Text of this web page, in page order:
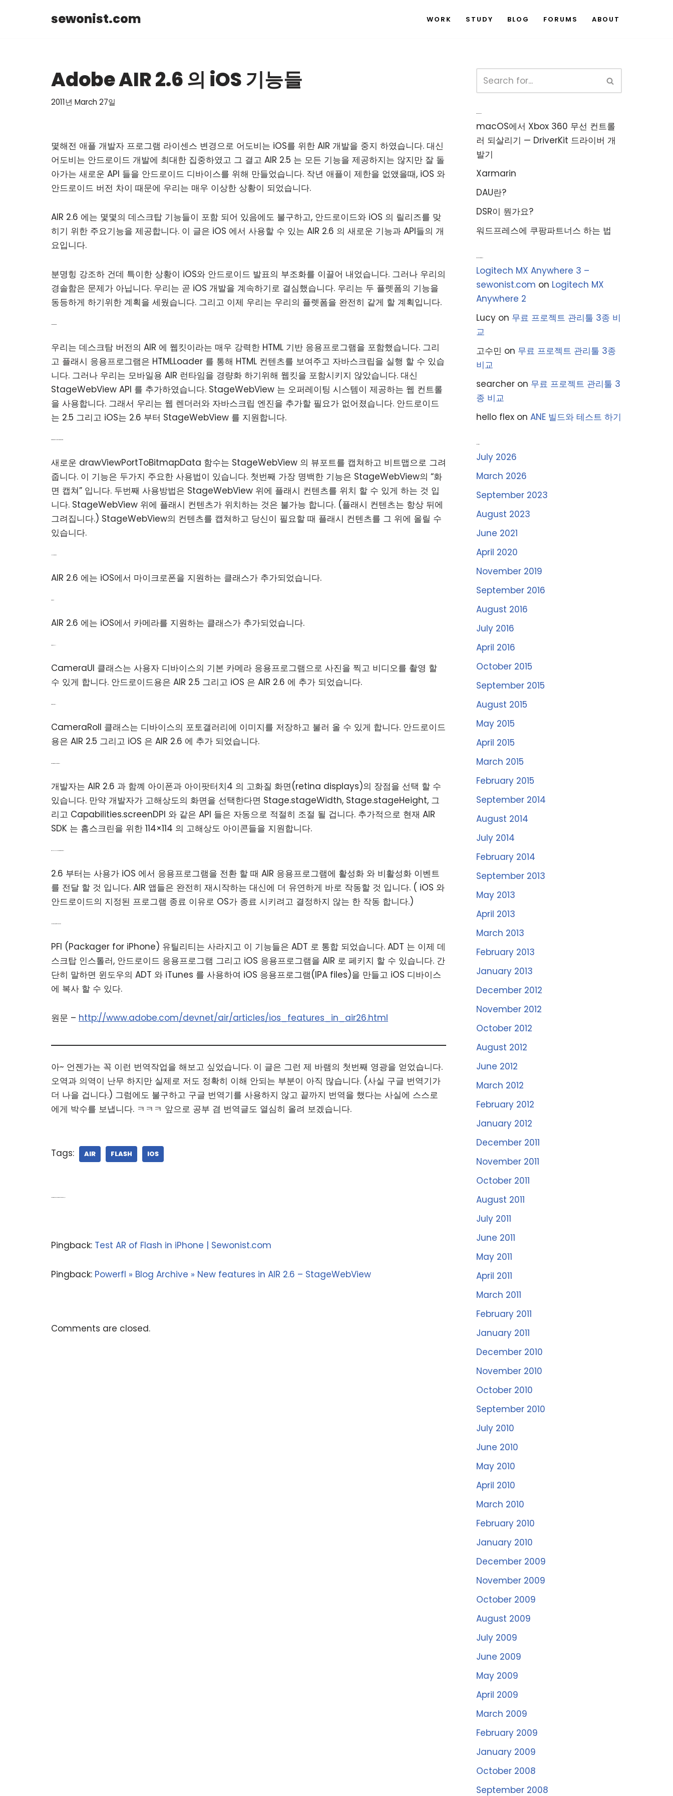
sewonist.com WORK STUDY BLOG FORUMS ABOUT
Adobe AIR 2.6 의 iOS 기능들
2011년 March 27일
몇해전 애플 개발자 프로그램 라이센스 변경으로 어도비는 iOS를 위한 AIR 개발을 중지 하였습니다. 대신
어도비는 안드로이드 개발에 최대한 집중하였고 그 결고 AIR 2.5 는 모든 기능을 제공하지는 않지만 잘 돌
아가는 새로운 API 들을 안드로이드 디바이스를 위해 만들었습니다. 작년 애플이 제한을 없앴을때, iOS 와
안드로이드 버전 차이 때문에 우리는 매우 이상한 상황이 되었습니다.
AIR 2.6 에는 몇몇의 데스크탑 기능들이 포함 되어 있음에도 불구하고, 안드로이드와 iOS 의 릴리즈를 맞
히기 위한 주요기능을 제공합니다. 이 글은 iOS 에서 사용할 수 있는 AIR 2.6 의 새로운 기능과 API들의 개
요입니다.
분명힝 강조하 건데 특이한 상황이 iOS와 안드로이드 발표의 부조화를 이끌어 내었습니다. 그러나 우리의
경솔함은 문제가 아닙니다. 우리는 곧 iOS 개발을 계속하기로 결심했습니다. 우리는 두 플렛폼의 기능을
동등하게 하기위한 계획을 세웠습니다. 그리고 이제 우리는 우리의 플렛폼을 완전히 같게 할 계획입니다.
우리는 데스크탐 버전의 AIR 에 웹킷이라는 매우 강력한 HTML 기반 응용프로그램을 포함했습니다. 그리
고 플래시 응용프로그램은 HTMLLoader 를 통해 HTML 컨텐츠를 보여주고 자바스크립을 실행 할 수 있습
니다. 그러나 우리는 모바일용 AIR 런타임을 경량화 하기위해 웹킷을 포함시키지 않았습니다. 대신
StageWebView API 를 추가하였습니다. StageWebView 는 오퍼레이팅 시스템이 제공하는 웹 컨트롤
을 사용합니다. 그래서 우리는 웹 렌더러와 자바스크립 엔진을 추가할 필요가 없어졌습니다. 안드로이드
는 2.5 그리고 iOS는 2.6 부터 StageWebView 를 지원합니다.
새로운 drawViewPortToBitmapData 함수는 StageWebView 의 뷰포트를 캡쳐하고 비트맵으로 그려
줍니다. 이 기능은 두가지 주요한 사용법이 있습니다. 첫번째 가장 명백한 기능은 StageWebView의 “화
면 캡쳐” 입니다. 두번째 사용방법은 StageWebView 위에 플래시 컨텐츠를 위치 할 수 있게 하는 것 입
니다. StageWebView 위에 플래시 컨텐츠가 위치하는 것은 불가능 합니다. (플래시 컨텐츠는 항상 뒤에
그려집니다.) StageWebView의 컨텐츠를 캡쳐하고 당신이 필요할 때 플래시 컨텐츠를 그 위에 올릴 수
있습니다.
AIR 2.6 에는 iOS에서 마이크로폰을 지원하는 클래스가 추가되었습니다.
AIR 2.6 에는 iOS에서 카메라를 지원하는 클래스가 추가되었습니다.
CameraUI 클래스는 사용자 디바이스의 기본 카메라 응용프로그램으로 사진을 찍고 비디오를 촬영 할
수 있게 합니다. 안드로이드용은 AIR 2.5 그리고 iOS 은 AIR 2.6 에 추가 되었습니다.
CameraRoll 클래스는 디바이스의 포토갤러리에 이미지를 저장하고 불러 올 수 있게 합니다. 안드로이드
용은 AIR 2.5 그리고 iOS 은 AIR 2.6 에 추가 되었습니다.
개발자는 AIR 2.6 과 함꼐 아이폰과 아이팟터치4 의 고화질 화면(retina displays)의 장점을 선택 할 수
있습니다. 만약 개발자가 고해상도의 화면을 선택한다면 Stage.stageWidth, Stage.stageHeight, 그
리고 Capabilities.screenDPI 와 같은 API 들은 자동으로 적절히 조절 될 겁니다. 추가적으로 현재 AIR
SDK 는 홈스크린을 위한 114×114 의 고해상도 아이콘들을 지원합니다.
2.6 부터는 사용가 iOS 에서 응용프로그램을 전환 할 때 AIR 응용프로그램에 활성화 와 비활성화 이벤트
를 전달 할 것 입니다. AIR 앱들은 완전히 재시작하는 대신에 더 유연하게 바로 작동할 것 입니다. ( iOS 와
안드로이드의 지정된 프로그램 종료 이유로 OS가 종료 시키려고 결정하지 않는 한 작동 합니다.)
PFI (Packager for iPhone) 유틸리티는 사라지고 이 기능들은 ADT 로 통합 되었습니다. ADT 는 이제 데
스크탑 인스톨러, 안드로이드 응용프로그램 그리고 iOS 응용프로그램을 AIR 로 페키지 할 수 있습니다. 간
단히 말하면 윈도우의 ADT 와 iTunes 를 사용하여 iOS 응용프로그램(IPA files)을 만들고 iOS 디바이스
에 복사 할 수 있다.
원문 – http://www.adobe.com/devnet/air/articles/ios_features_in_air26.html
아~ 언젠가는 꼭 이런 번역작업을 해보고 싶었습니다. 이 글은 그런 제 바램의 첫번째 영광을 얻었습니다.
오역과 의역이 난무 하지만 실제로 저도 정확히 이해 안되는 부분이 아직 많습니다. (사실 구글 번역기가
더 나을 겁니다.) 그럼에도 불구하고 구글 번역기를 사용하지 않고 끝까지 번역을 했다는 사실에 스스로
에게 박수를 보냅니다. ㅋㅋㅋ 앞으로 공부 겸 번역글도 열심히 올려 보겠습니다.
Tags: AIR FLASH IOS
Pingback: Test AR of Flash in iPhone | Sewonist.com
Pingback: Powerfl » Blog Archive » New features in AIR 2.6 – StageWebView
Comments are closed.
macOS에서 Xbox 360 무선 컨트롤
러 되살리기 — DriverKit 드라이버 개
발기
Xarmarin
DAU란?
DSR이 뭔가요?
워드프레스에 쿠팡파트너스 하는 법
Logitech MX Anywhere 3 –
sewonist.com on Logitech MX
Anywhere 2
Lucy on 무료 프로젝트 관리툴 3종 비
교
고수민 on 무료 프로젝트 관리툴 3종
비교
searcher on 무료 프로젝트 관리툴 3
종 비교
hello flex on ANE 빌드와 테스트 하기
July 2026
March 2026
September 2023
August 2023
June 2021
April 2020
November 2019
September 2016
August 2016
July 2016
April 2016
October 2015
September 2015
August 2015
May 2015
April 2015
March 2015
February 2015
September 2014
August 2014
July 2014
February 2014
September 2013
May 2013
April 2013
March 2013
February 2013
January 2013
December 2012
November 2012
October 2012
August 2012
June 2012
March 2012
February 2012
January 2012
December 2011
November 2011
October 2011
August 2011
July 2011
June 2011
May 2011
April 2011
March 2011
February 2011
January 2011
December 2010
November 2010
October 2010
September 2010
July 2010
June 2010
May 2010
April 2010
March 2010
February 2010
January 2010
December 2009
November 2009
October 2009
August 2009
July 2009
June 2009
May 2009
April 2009
March 2009
February 2009
January 2009
October 2008
September 2008